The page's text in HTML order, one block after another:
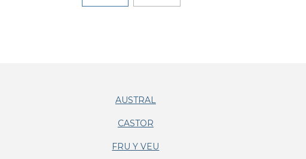
AUSTRAL
CASTOR
FRU Y VEU